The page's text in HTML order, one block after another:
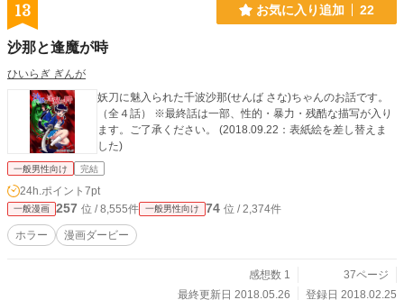
13 お気に入り追加 22
沙那と逢魔が時
ひいらぎ ぎんが
妖刀に魅入られた千波沙那(せんば さな)ちゃんのお話です。
（全４話） ※最終話は一部、性的・暴力・残酷な描写が入り
ます。ご了承ください。 (2018.09.22：表紙絵を差し替えま
した)
一般男性向け 完結
24h.ポイント 7pt
一般漫画 257 位 / 8,555件 一般男性向け 74 位 / 2,374件
ホラー 漫画ダービー
感想数 1
37ページ
最終更新日 2018.05.26
登録日 2018.02.25